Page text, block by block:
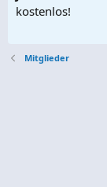
kostenlos!
Mitglieder